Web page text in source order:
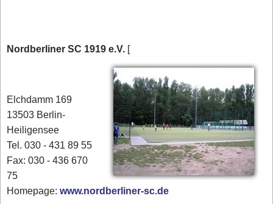
Nordberliner SC 1919 e.V. [
Elchdamm 169
13503 Berlin-
Heiligensee
Tel. 030 - 431 89 55
Fax: 030 - 436 670
75
Homepage:www.nordberliner-sc.de